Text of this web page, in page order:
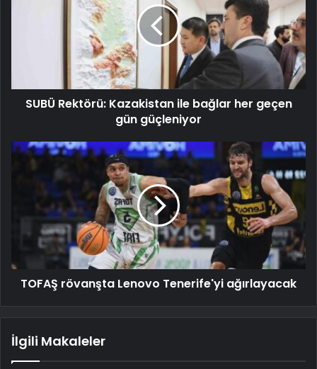
SUBÜ Rektörü: Kazakistan ile bağlar her geçen
gün güçleniyor
TOFAŞ rövanşta Lenovo Tenerife'yi ağırlayacak
İlgili Makaleler